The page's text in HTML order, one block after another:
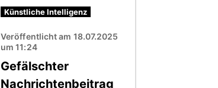
Künstliche Intelligenz
Veröffentlicht am 18.07.2025
um 11:24
Gefälschter
Nachrichtenbeitrag